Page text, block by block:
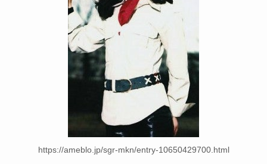
https://ameblo.jp/sgr-mkn/entry-10650429700.html